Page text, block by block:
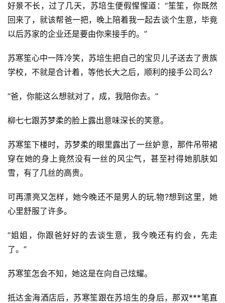
博
主
选
剧
场
好景不长，过了几天，苏培生便假惺惺道：“笙笙，你既然
回来了，就该帮爸一把，晚上陪着我一起去谈个生意，毕竟
以后苏家的企业还是要由你来接手的。”
苏寒笙心中一阵冷笑，苏培生把自己的宝贝儿子送去了贵族
学校，不就是合计着，等他长大之后，顺利的接手公司么?
“爸，你能这么想就对了，成，我陪你去。”
柳七七跟苏梦柔的脸上露出意味深长的笑意。
苏寒笙下楼时，苏梦柔的眼里露出了一丝妒意，那件吊带裙
穿在她的身上竟然没有一丝的风尘气，甚至衬得她肌肤如
雪，有了几丝的高贵。
可再漂亮又怎样，她今晚还不是男人的玩.物?想到这里，她
心里舒服了许多。
“姐姐，你跟爸好好的去谈生意，我今晚还有约会，先走
了。”
苏寒笙怎会不知，她这是在向自己炫耀。
抵达金海酒店后，苏寒笙跟在苏培生的身后，那双***笔直